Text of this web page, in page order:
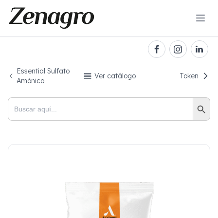
Essential Sulfato
Amónico
Ver catálogo Token
Buscar: Botón de